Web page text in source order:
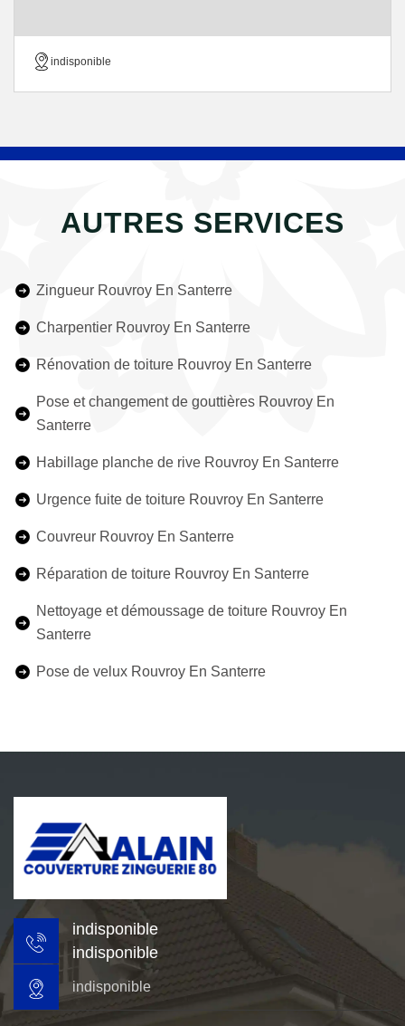
indisponible
AUTRES SERVICES
Zingueur Rouvroy En Santerre
Charpentier Rouvroy En Santerre
Rénovation de toiture Rouvroy En Santerre
Pose et changement de gouttières Rouvroy En
Santerre
Habillage planche de rive Rouvroy En Santerre
Urgence fuite de toiture Rouvroy En Santerre
Couvreur Rouvroy En Santerre
Réparation de toiture Rouvroy En Santerre
Nettoyage et démoussage de toiture Rouvroy En
Santerre
Pose de velux Rouvroy En Santerre
indisponible
indisponible
indisponible